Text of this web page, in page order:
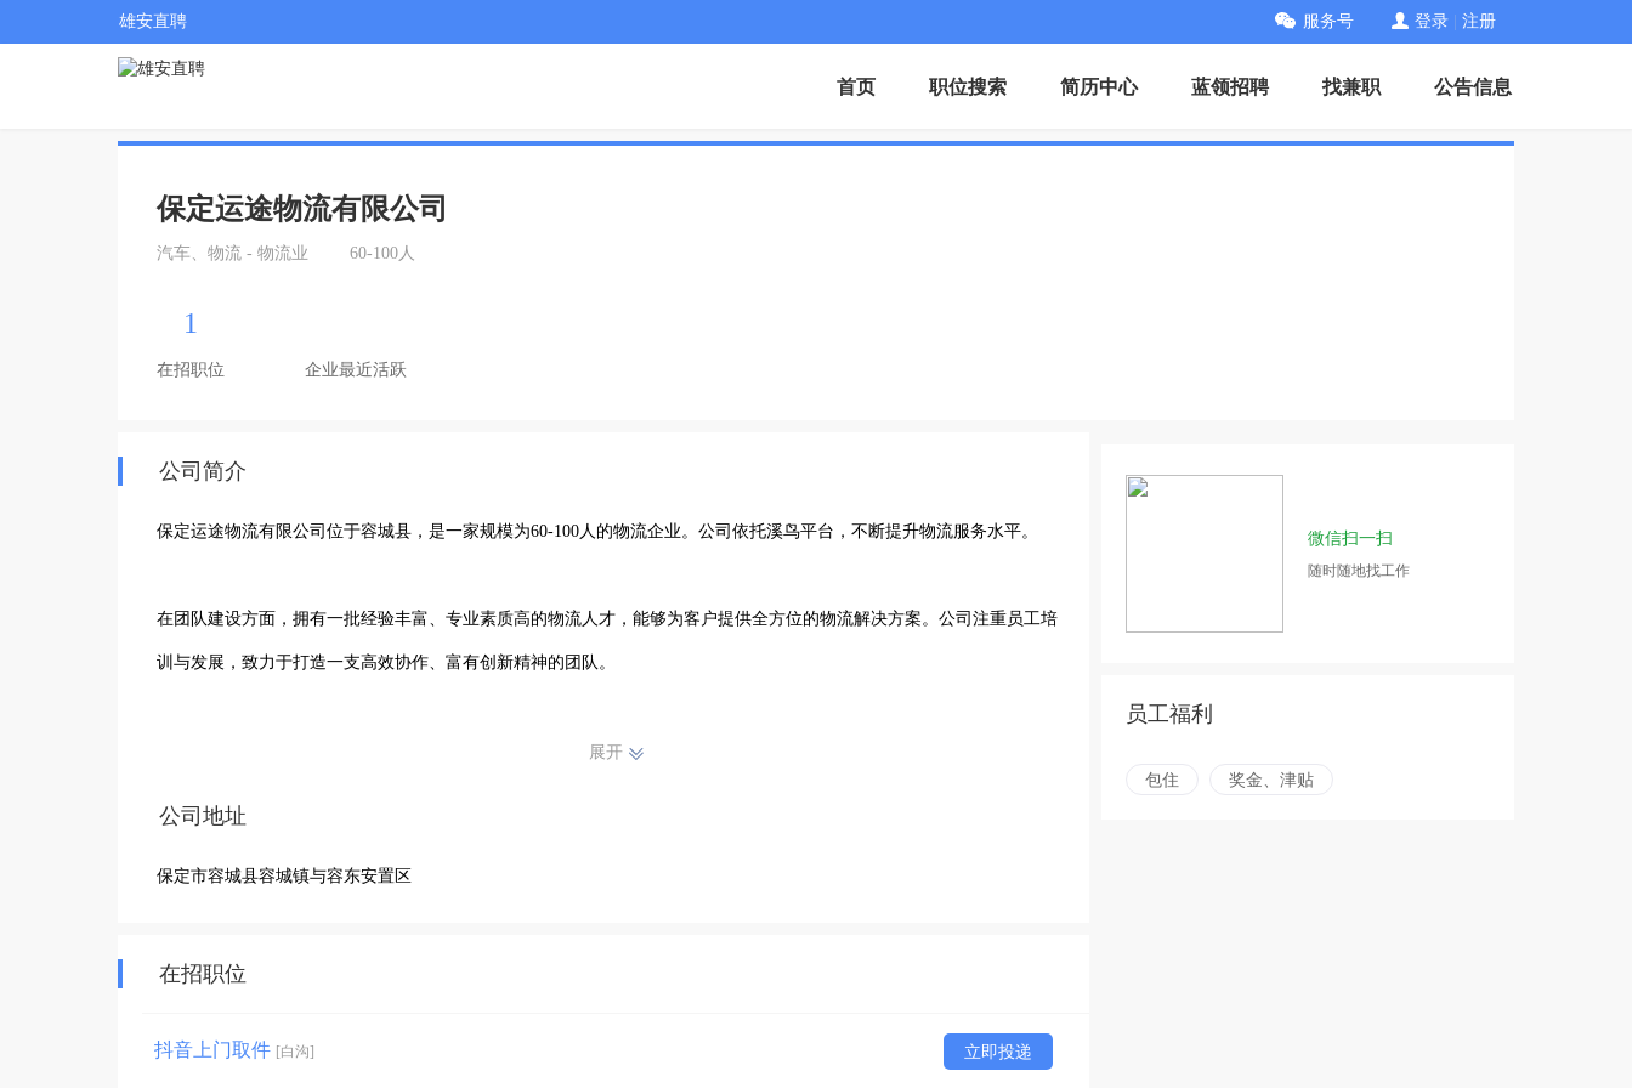
雄安直聘 服务号 登录 注册
首页 职位搜索 简历中心 蓝领招聘 找兼职 公告信息
保定运途物流有限公司
汽车、物流 - 物流业 60-100人
1
在招职位 企业最近活跃
公司简介
保定运途物流有限公司位于容城县，是一家规模为60-100人的物流企业。公司依托溪鸟平台，不断提升物流服务水平。
在团队建设方面，拥有一批经验丰富、专业素质高的物流人才，能够为客户提供全方位的物流解决方案。公司注重员工培
训与发展，致力于打造一支高效协作、富有创新精神的团队。
在业务范围上，涵盖了货物运输、仓储管理、配送等多个领域，能够满足不同客户的多样化需求。通过溪鸟平台，实现了
公司始终坚持“客户至上、服务至上”的宗旨，以优质的服务赢得了客户的信赖和好评。在市场竞争中，不断创新，积极拓
物流行业发展贡献力量，努力成为区域内具有影响力的物流企业。
展开
公司地址
保定市容城县容城镇与容东安置区
在招职位
抖音上门取件 [白沟] 立即投递
微信扫一扫
随时随地找工作
员工福利
包住 奖金、津贴